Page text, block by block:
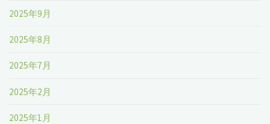
2025年9月
2025年8月
2025年7月
2025年2月
2025年1月